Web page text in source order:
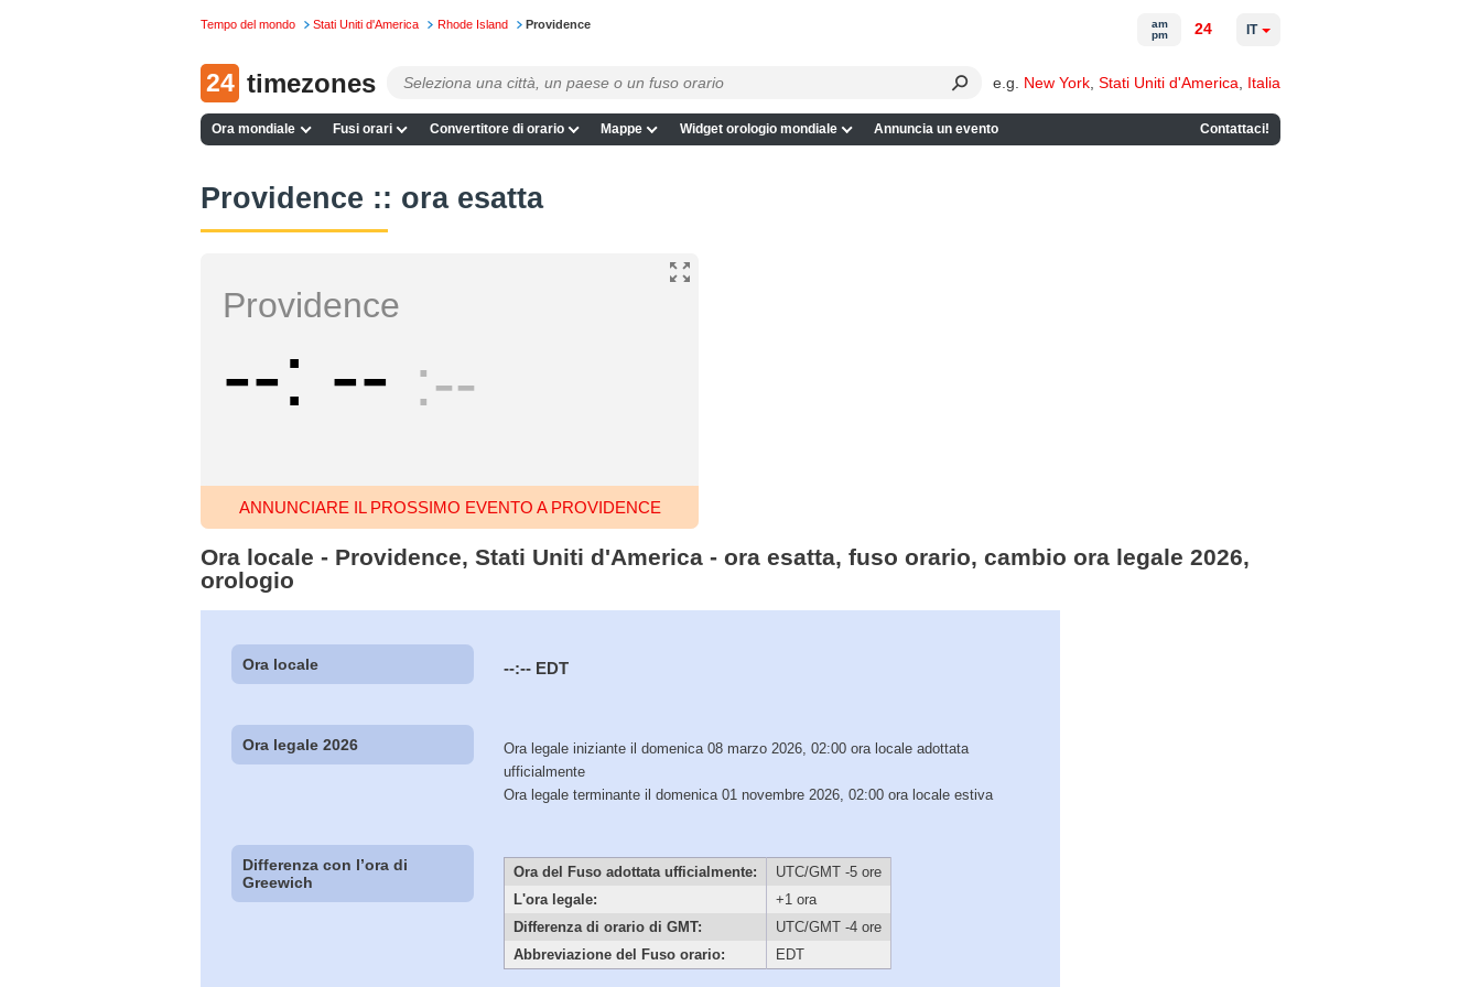
Tempo del mondo Stati Uniti d'America Rhode Island Providence
24 timezones e.g. New York Stati Uniti d'America Italia
Ora mondiale Fusi orari Convertitore di orario Mappe Widget orologio mondiale Annuncia un evento Contattaci!
am
pm
24 IT
Providence :: ora esatta
Providence
-- -- --
ANNUNCIARE IL PROSSIMO EVENTO A PROVIDENCE
Ora locale - Providence, Stati Uniti d'America - ora esatta, fuso orario, cambio ora legale 2026,
orologio
Ora locale --:-- EDT
Ora legale 2026
Ora legale iniziante il domenica 08 marzo 2026, 02:00 ora locale adottata
ufficialmente
Ora legale terminante il domenica 01 novembre 2026, 02:00 ora locale estiva
Differenza con l’ora di
Greewich
Ora del Fuso adottata ufficialmente:
UTC/GMT -5 ore
L'ora legale:
+1 ora
Differenza di orario di GMT:
UTC/GMT -4 ore
Abbreviazione del Fuso orario:
EDT